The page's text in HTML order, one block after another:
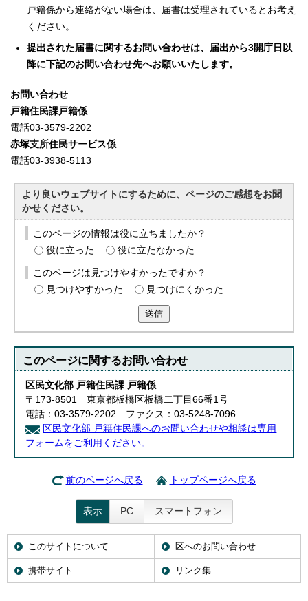
戸籍係から連絡がない場合は、届書は受理されているとお考え
ください。
提出された届書に関するお問い合わせは、届出から3開庁日以
降に下記のお問い合わせ先へお願いいたします。
お問い合わせ
戸籍住民課戸籍係
電話03-3579-2202
赤塚支所住民サービス係
電話03-3938-5113
より良いウェブサイトにするために、ページのご感想をお聞
かせください。
このページの情報は役に立ちましたか？
役に立った
役に立たなかった
このページは見つけやすかったですか？
見つけやすかった
見つけにくかった
送信
このページに関するお問い合わせ
区民文化部 戸籍住民課 戸籍係
〒173-8501 東京都板橋区板橋二丁目66番1号
電話：03-3579-2202 ファクス：03-5248-7096
区民文化部 戸籍住民課へのお問い合わせや相談は専用
フォームをご利用ください。
前のページへ戻る トップページへ戻る
表示 PC スマートフォン
このサイトについて 区へのお問い合わせ
携帯サイト リンク集